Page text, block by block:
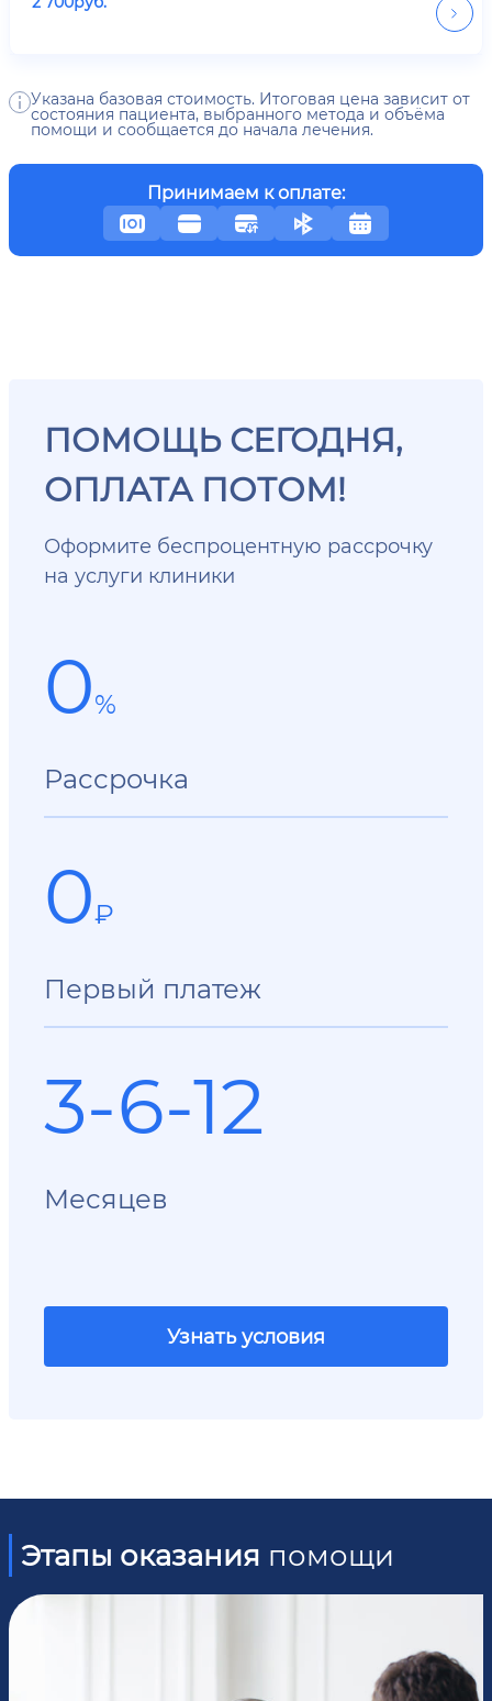
Указана базовая стоимость. Итоговая цена зависит от
состояния пациента, выбранного метода и объёма
помощи и сообщается до начала лечения.
Принимаем к оплате:
ПОМОЩЬ СЕГОДНЯ,
ОПЛАТА ПОТОМ!
Оформите беспроцентную рассрочку
на услуги клиники
0%
Рассрочка
0₽
Первый платеж
3-6-12
Месяцев
Узнать условия
Этапы оказания помощи